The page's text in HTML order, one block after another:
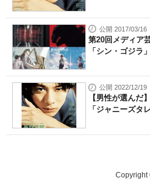
公開 2017/03/16
第20回メディア
「シン・ゴジ
公開 2022/12/19
【男性が選んだ
「ジャニーズタ
Copyright